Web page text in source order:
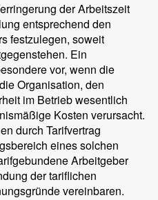
der Arbeitszeit
entsprechend den
festzulegen, soweit
Ein
vor, wenn die
Organisation, den
im Betrieb wesentlich
Kosten verursacht.
durch Tarifvertrag
eines solchen
Arbeitgeber
der tariflichen
vereinbaren.